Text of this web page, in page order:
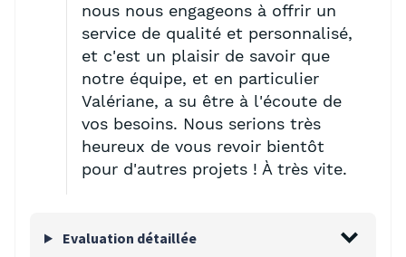
nous nous engageons à offrir un
service de qualité et personnalisé,
et c'est un plaisir de savoir que
notre équipe, et en particulier
Valériane, a su être à l'écoute de
vos besoins. Nous serions très
heureux de vous revoir bientôt
pour d'autres projets ! À très vite.
Evaluation détaillée